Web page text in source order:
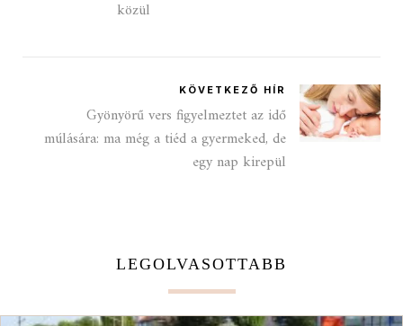
közül
KÖVETKEZŐ HÍR
Gyönyörű vers figyelmeztet az idő
múlására: ma még a tiéd a gyermeked, de
egy nap kirepül
LEGOLVASOTTABB